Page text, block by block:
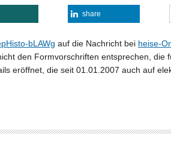
share
bLAWg auf die Nachricht bei heise-
den Formvorschriften entsprechen, die
eröffnet, die seit 01.01.2007 auch auf